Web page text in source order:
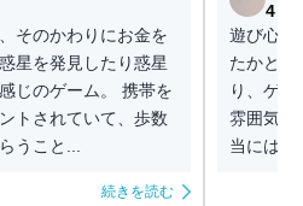
そのかわりにお金を
星を発見したり惑星
じのゲーム。 携帯を
トされていて、歩数
うこと...
続きを読む
4
遊び心が
たかとか
り、ゲ
雰囲気が
当にはな